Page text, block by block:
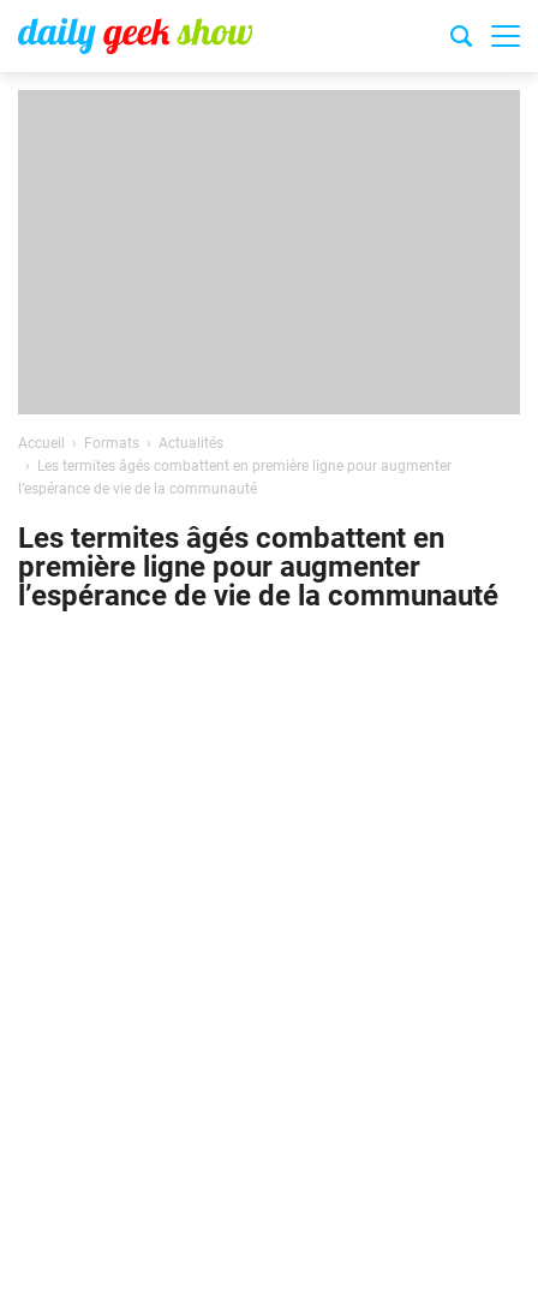
Accueil Formats
Actualités
Les termites âgés combattent en première ligne pour augmenter
l’espérance de vie de la communauté
Les termites âgés combattent en
première ligne pour augmenter
l’espérance de vie de la communauté